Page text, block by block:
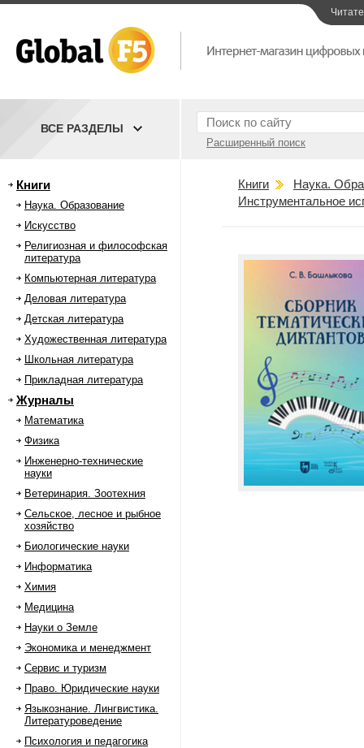
Расширенный поиск
ВСЕ РАЗДЕЛЫ
Книги
Наука. Образование
Искусство
Религиозная и философская
литература
Компьютерная литература
Деловая литература
Детская литература
Художественная литература
Школьная литература
Прикладная литература
Журналы
Математика
Физика
Инженерно-технические
науки
Ветеринария. Зоотехния
Сельское, лесное и рыбное
хозяйство
Биологические науки
Информатика
Химия
Медицина
Науки о Земле
Экономика и менеджмент
Сервис и туризм
Право. Юридические науки
Языкознание. Лингвистика.
Литературоведение
Психология и педагогика
Книги
Наука.
Инструментальное